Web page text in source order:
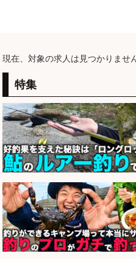
現在、対象の求人は見つかりませ
特集